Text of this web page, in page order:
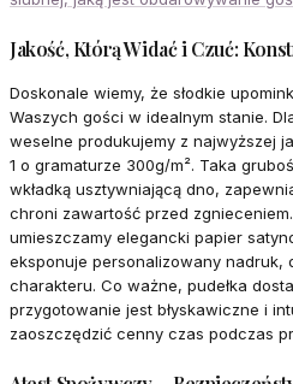
Jakość, Którą Widać i Czuć:
Doskonale wiemy, że słodkie
Waszych gości w idealnym stanie.
weselne produkujemy z najwyższej
1 o gramaturze 300g/m². Taka
wkładką usztywniającą dno,
chroni zawartość przed
umieszczamy elegancki papier
eksponuje personalizowany nadruk,
charakteru. Co ważne, pudełka
przygotowanie jest błyskawiczne i
zaoszczędzić cenny czas podczas